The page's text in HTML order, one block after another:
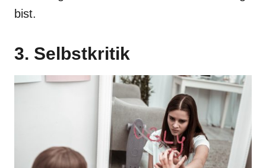
bist.
3. Selbstkritik